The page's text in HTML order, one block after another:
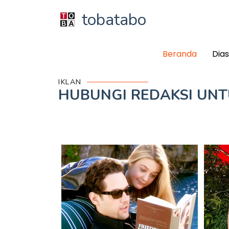
tobatabo
Beranda
IKLAN
HUBUNGI REDAKSI